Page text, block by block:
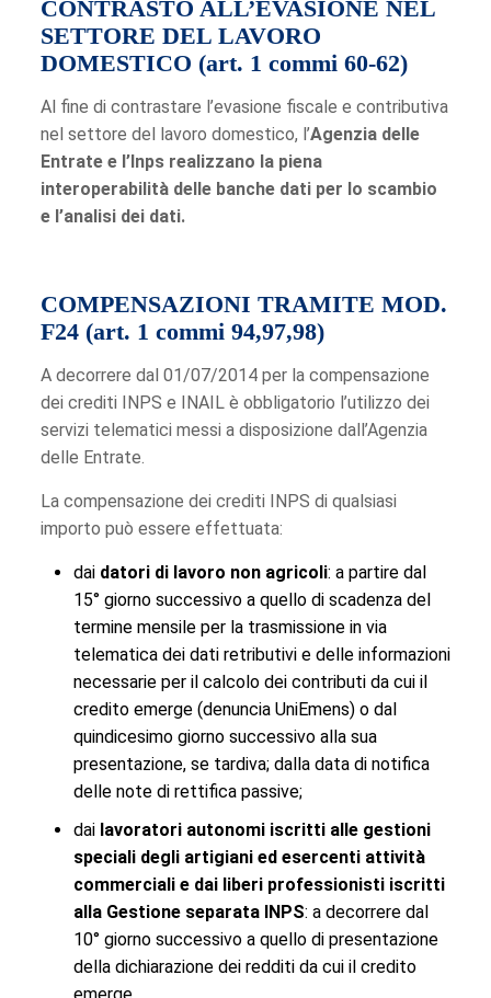
CONTRASTO ALL’EVASIONE NEL
SETTORE DEL LAVORO
DOMESTICO (art. 1 commi 60-62)
Al fine di contrastare l’evasione fiscale e contributiva
nel settore del lavoro domestico, l’Agenzia delle
Entrate e l’Inps realizzano la piena
interoperabilità delle banche dati per lo scambio
e l’analisi dei dati.
COMPENSAZIONI TRAMITE MOD.
F24 (art. 1 commi 94,97,98)
A decorrere dal 01/07/2014 per la compensazione
dei crediti INPS e INAIL è obbligatorio l’utilizzo dei
servizi telematici messi a disposizione dall’Agenzia
delle Entrate.
La compensazione dei crediti INPS di qualsiasi
importo può essere effettuata:
dai datori di lavoro non agricoli: a partire dal
15° giorno successivo a quello di scadenza del
termine mensile per la trasmissione in via
telematica dei dati retributivi e delle informazioni
necessarie per il calcolo dei contributi da cui il
credito emerge (denuncia UniEmens) o dal
quindicesimo giorno successivo alla sua
presentazione, se tardiva; dalla data di notifica
delle note di rettifica passive;
dai lavoratori autonomi iscritti alle gestioni
speciali degli artigiani ed esercenti attività
commerciali e dai liberi professionisti iscritti
alla Gestione separata INPS: a decorrere dal
10° giorno successivo a quello di presentazione
della dichiarazione dei redditi da cui il credito